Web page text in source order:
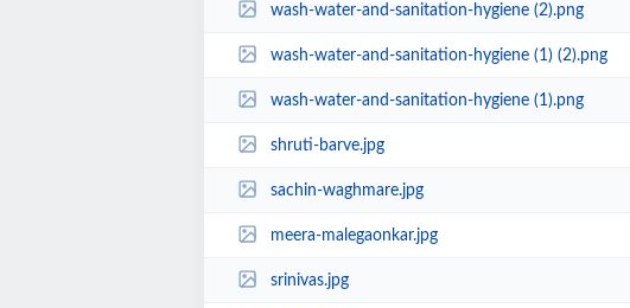
wash-water-and-sanitation-hygiene (2).png
wash-water-and-sanitation-hygiene (1) (2).png
wash-water-and-sanitation-hygiene (1).png
shruti-barve.jpg
sachin-waghmare.jpg
meera-malegaonkar.jpg
srinivas.jpg